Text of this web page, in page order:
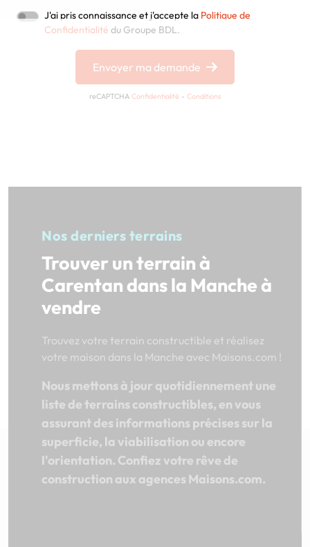
J'ai pris connaissance et j'accepte la Politique de
Confidentialité du Groupe BDL.
Envoyer ma demande
reCAPTCHA Confidentialité - Conditions
Nos derniers terrains
Trouver un terrain à
Carentan dans la Manche à
vendre
Trouvez votre terrain constructible et réalisez
votre maison dans la Manche avec Maisons.com !
Nous mettons à jour quotidiennement une
liste de terrains constructibles, en vous
assurant des informations précises sur la
superficie, la viabilisation ou encore
l'orientation. Confiez votre rêve de
construction aux agences Maisons.com.